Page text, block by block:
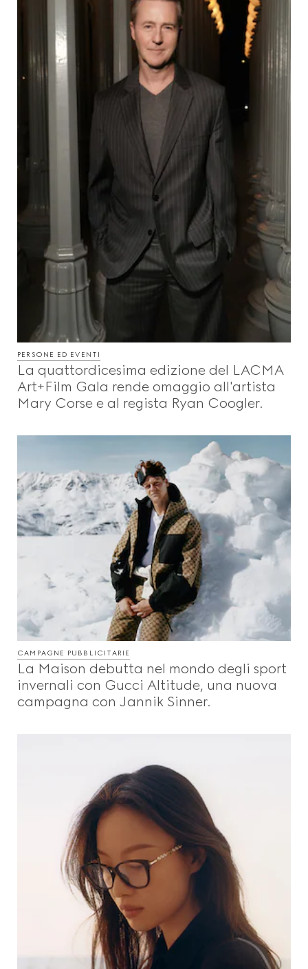
PERSONE ED EVENTI
La quattordicesima edizione del LACMA
Art+Film Gala rende omaggio all'artista
Mary Corse e al regista Ryan Coogler.
CAMPAGNE PUBBLICITARIE
La Maison debutta nel mondo degli sport
invernali con Gucci Altitude, una nuova
campagna con Jannik Sinner.